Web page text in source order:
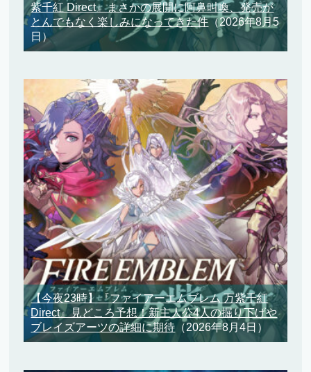
紫千紅 Direct』まさかの展開に阿鼻叫喚、発売が
とんでもなく楽しみになってきた件（2026年8月5
日）
【今夜23時】『ファイアーエムブレム 万紫千紅
Direct』見どころ予想！新主人公4人の掘り下げや
ブレイズアーツの詳細に期待（2026年8月4日）